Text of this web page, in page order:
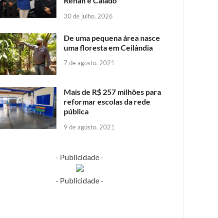
30 de julho, 2026
De uma pequena área nasce
uma floresta em Ceilândia
7 de agosto, 2021
Mais de R$ 257 milhões para
reformar escolas da rede
pública
9 de agosto, 2021
- Publicidade -
- Publicidade -